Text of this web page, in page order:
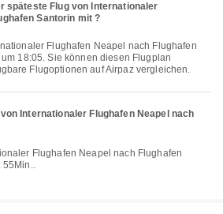
späteste Flug von Internationaler
Santorin mit ?
18:05. Sie können diesen Flugplan
Flugoptionen auf Airpaz vergleichen.
Internationaler Flughafen Neapel nach
55Min..